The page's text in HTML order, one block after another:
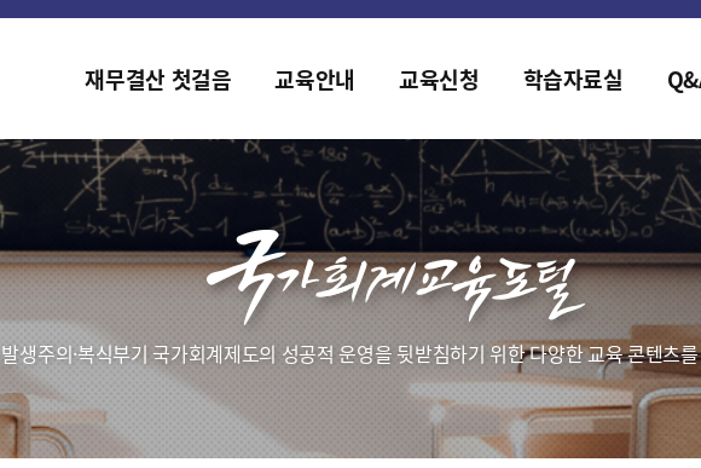
홈페이지가 새롭게 개편되었습니다.
재무결산 첫걸음 교육안내 교육신청 학습자료실
발생주의·복식부기 국가회계제도의 성공적 운영을 뒷받침하기 위한 다양한 교육 콘텐츠